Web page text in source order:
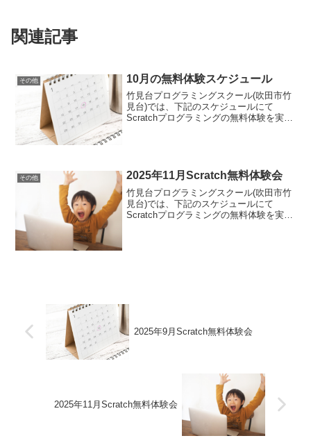
関連記事
その他 10月の無料体験スケジュール
竹見台プログラミングスクール(吹田市竹
見台)では、下記のスケジュールにて
Scratchプログラミングの無料体験を実施
その他 2025年11月Scratch無料体験会
竹見台プログラミングスクール(吹田市竹
見台)では、下記のスケジュールにて
Scratchプログラミングの無料体験を実施
2025年9月Scratch無料体験会
2025年11月Scratch無料体験会